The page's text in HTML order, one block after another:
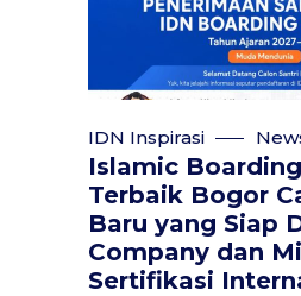
IDN Inspirasi
Islamic
Terbaik Bogor
Baru yang Siap
Company dan
Sertifikasi